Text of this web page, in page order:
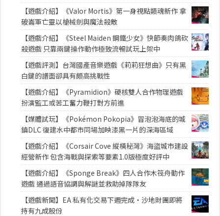
【遊戲介紹】《Valor Mortis》第一身視點類魂新作 拿
破崙軍亡靈以槍械劍與魔法殺敵
【遊戲介紹】《Steel Maiden 鋼鐵少女》快節奏肉鴿砍
殺遊戲 只靠兩鍵操作動作極致流暢試玩上架中
【遊戲評測】台灣國產音樂遊戲《莉莉狂想曲》只有黑
白鍵的譜面卻具有頗高挑戰性
【遊戲介紹】《Pyramidion》硬核雙人合作物理遊戲
扮演監工或苦工奮力鞭打對方前進
【媒體試玩】《Pokémon Pokopia》冒泡泡海底的城
鎮DLC 復建水中都市同場加映漆黑一片的深海區域
【遊戲介紹】《Corsair Cove 縱橫秘灣》海盜城市建設
經營新作 包含海戰與探索等要素1.0版極度好評中
【遊戲介紹】《Sponge Break》四人合作木筏舟動作
遊戲 通過語音協調與解謎並救助掉隊隊友
【遊戲新聞】EA 私有化交易下週完成・沙地財團即將
持有九成股份